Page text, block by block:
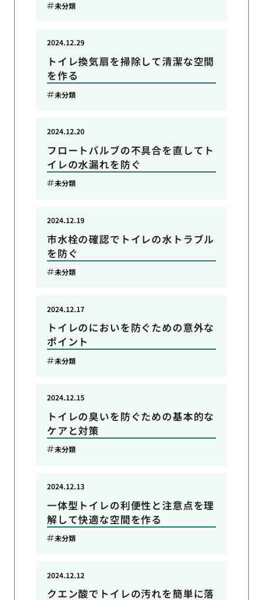
未分類
トイレ換気扇を掃除して清潔な空間
を作る
2024.12.29
未分類
フロートバルブの不具合を直してト
イレの水漏れを防ぐ
2024.12.20
未分類
市水栓の確認でトイレの水トラブル
を防ぐ
2024.12.19
未分類
トイレのにおいを防ぐための意外な
ポイント
2024.12.17
未分類
トイレの臭いを防ぐための基本的な
ケアと対策
2024.12.15
未分類
一体型トイレの利便性と注意点を理
解して快適な空間を作る
2024.12.13
未分類
クエン酸でトイレの汚れを簡単に落
2024.12.12